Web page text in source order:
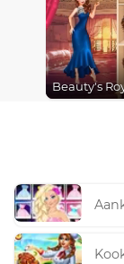
Beauty's